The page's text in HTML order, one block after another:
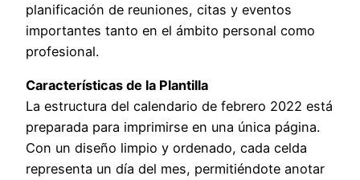
planificación de reuniones, citas y eventos
importantes tanto en el ámbito personal como
profesional.
Características de la Plantilla
La estructura del calendario de febrero 2022 está
preparada para imprimirse en una única página.
Con un diseño limpio y ordenado, cada celda
representa un día del mes, permitiéndote anotar